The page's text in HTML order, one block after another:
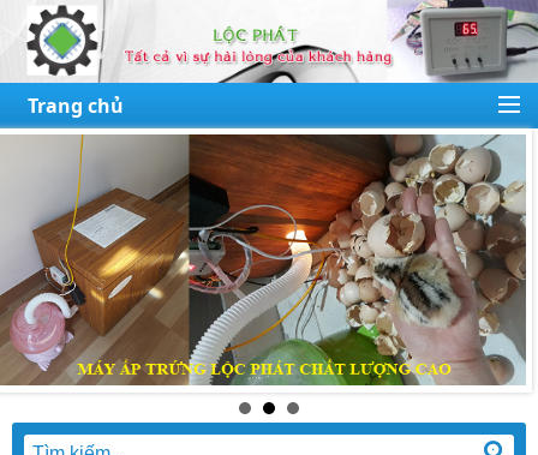
Trang chủ